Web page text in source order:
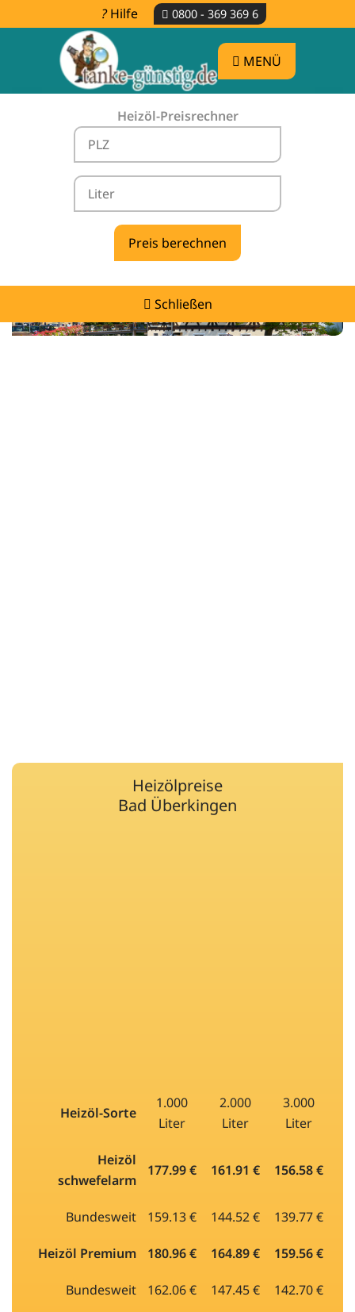
Hilfe 0800 - 369 369 6
MENÜ
Heizöl-Preisrechner
Schließen
Heizölpreise Bad Überkingen -
vergleichen & günstig tanken
Heizölpreise
Bad Überkingen
Heizöl-Sorte
1.000
Liter
2.000
Liter
3.000
Liter
Heizöl
schwefelarm
177.99 € 161.91 € 156.58 €
Bundesweit 159.13 € 144.52 € 139.77 €
Heizöl Premium 180.96 € 164.89 € 159.56 €
Bundesweit 162.06 € 147.45 € 142.70 €